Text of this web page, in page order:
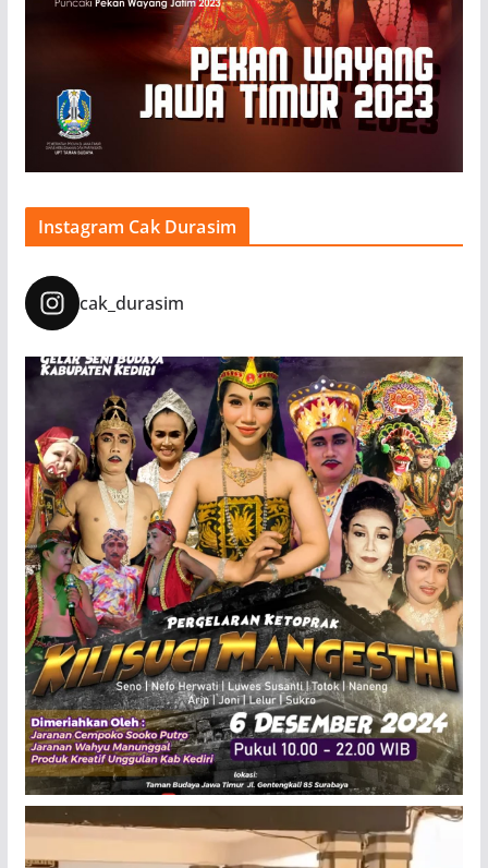
Instagram Cak Durasim
cak_durasim